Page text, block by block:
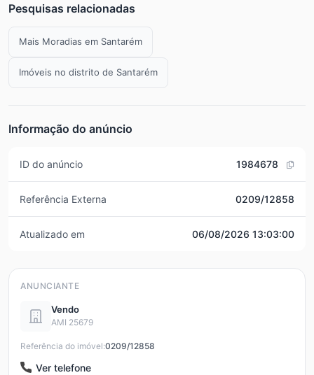
Pesquisas relacionadas
Mais Moradias em Santarém
Imóveis no distrito de Santarém
Informação do anúncio
ID do anúncio 1984678
Referência Externa 0209/12858
Atualizado em 06/08/2026 13:03:00
ANUNCIANTE
Vendo
AMI 25679
Referência do imóvel:0209/12858
Ver telefone